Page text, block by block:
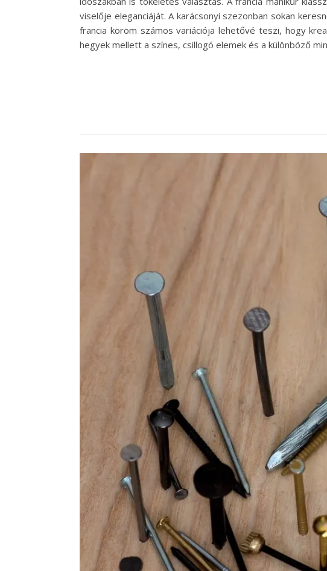
viselője eleganciáját. A karácsonyi szezonban sokan
francia köröm számos variációja lehetővé teszi, hogy
hegyek mellett a színes, csillogó elemek és a különböző